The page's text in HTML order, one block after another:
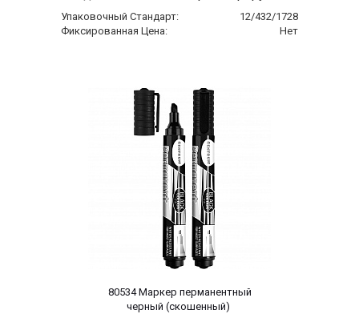
Упаковочный Стандарт:
12/432/1728
Фиксированная Цена:
Нет
80534 Маркер перманентный